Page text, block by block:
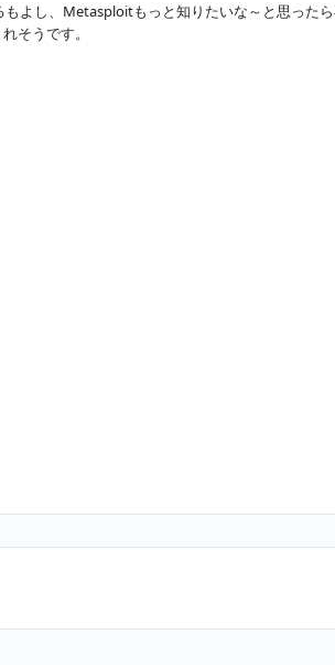
よし、Metasploitもっと知りたいな～と思った
そうです。